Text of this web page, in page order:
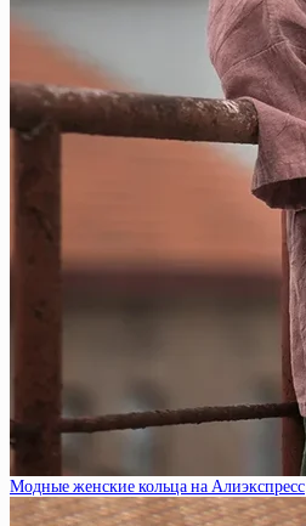
Модные женские кольца на Алиэкспресс